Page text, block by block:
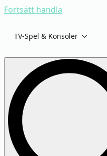
Fortsätt handla
TV-Spel & Konsoler